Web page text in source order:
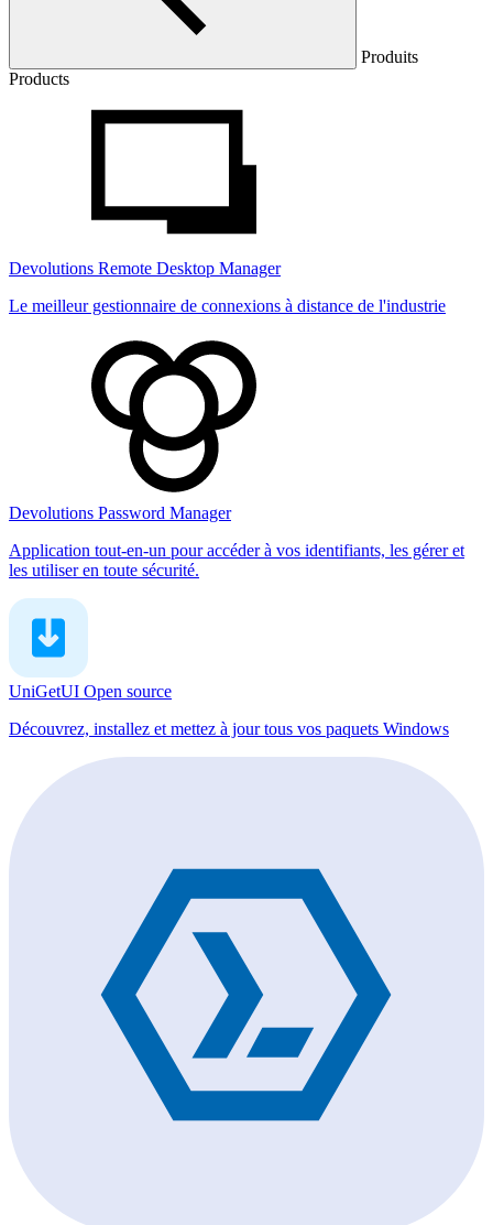
Produits
Products
Devolutions Remote Desktop Manager
Le meilleur gestionnaire de connexions à distance de l'industrie
Devolutions Password Manager
Application tout-en-un pour accéder à vos identifiants, les gérer et
les utiliser en toute sécurité.
UniGetUI Open source
Découvrez, installez et mettez à jour tous vos paquets Windows